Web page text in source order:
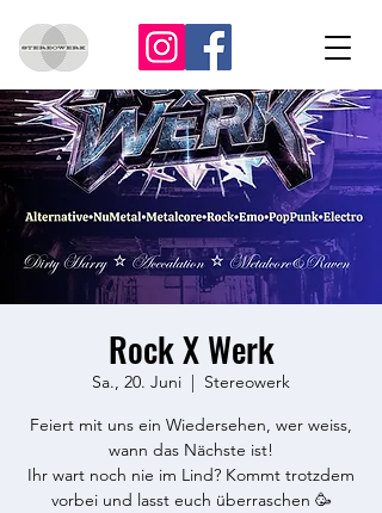
Rock X Werk
Sa., 20. Juni
  |
Stereowerk
Feiert mit uns ein Wiedersehen, wer weiss,
wann das Nächste ist!
Ihr wart noch nie im Lind? Kommt trotzdem
vorbei und lasst euch überraschen 🥳